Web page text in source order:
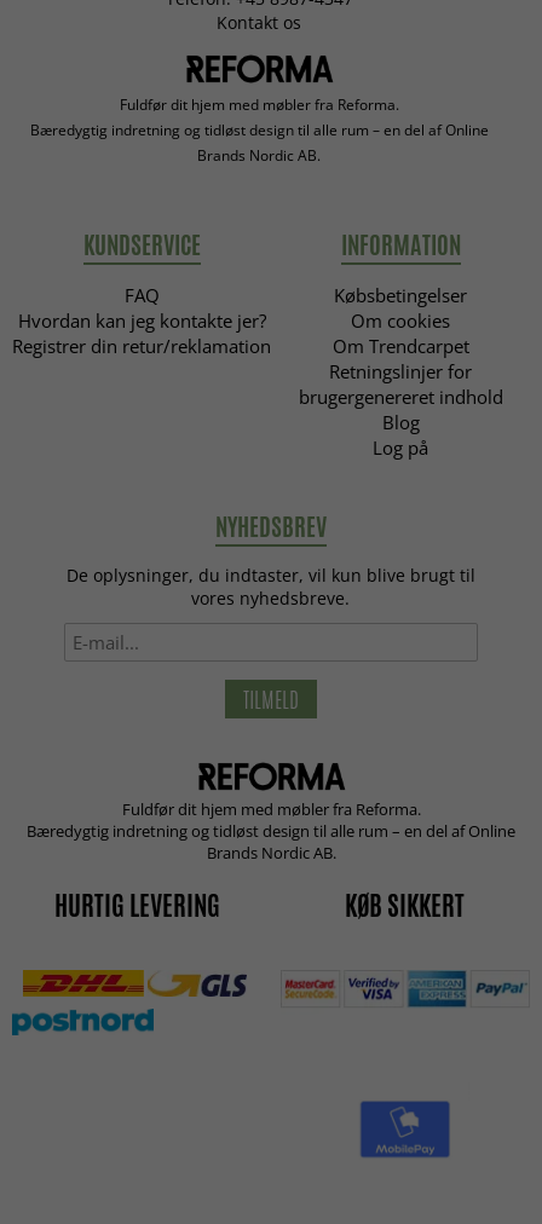
Kontakt os
Fuldfør dit hjem med møbler fra Reforma.
Bæredygtig indretning og tidløst design til alle rum – en del af Online
Brands Nordic AB.
KUNDSERVICE
FAQ
Hvordan kan jeg kontakte jer?
Registrer din retur/reklamation
INFORMATION
Købsbetingelser
Om cookies
Om Trendcarpet
Retningslinjer for
brugergenereret indhold
Blog
Log på
NYHEDSBREV
De oplysninger, du indtaster, vil kun blive brugt til
vores nyhedsbreve.
TILMELD
Fuldfør dit hjem med møbler fra Reforma.
Bæredygtig indretning og tidløst design til alle rum – en del af Online
Brands Nordic AB.
HURTIG LEVERING KØB SIKKERT